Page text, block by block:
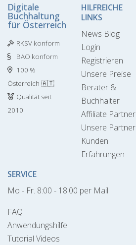
Digitale
Buchhaltung
für Österreich
RKSV konform
BAO konform
100 %
Österreich 🇦🇹
Qualität seit
2010
HILFREICHE
LINKS
News Blog
Login
Registrieren
Unsere Preise
Berater &
Buchhalter
Affiliate Partner
Unsere Partner
Kunden
Erfahrungen
SERVICE
Mo - Fr. 8:00 - 18:00 per Mail
FAQ
Anwendungshilfe
Tutorial Videos